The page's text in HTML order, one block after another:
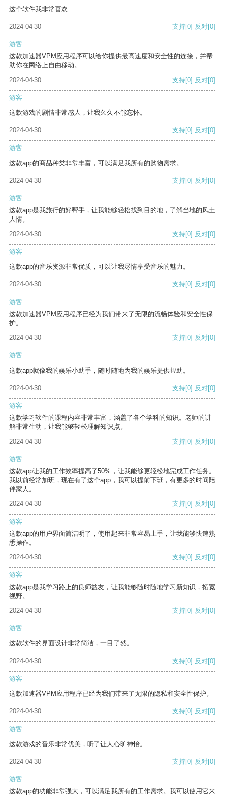
这个软件我非常喜欢
2024-04-30 支持[0] 反对[0]
游客
这款加速器VPM应用程序可以给你提供最高速度和安全性的连接，并帮
助你在网络上自由移动。
2024-04-30
支持[0] 反对[0]
游客
这款游戏的剧情非常感人，让我久久不能忘怀。
2024-04-30 支持[0] 反对[0]
游客
这款app的商品种类非常丰富，可以满足我所有的购物需求。
2024-04-30 支持[0] 反对[0]
游客
这款app是我旅行的好帮手，让我能够轻松找到目的地，了解当地的风土
人情。
2024-04-30
支持[0] 反对[0]
游客
这款app的音乐资源非常优质，可以让我尽情享受音乐的魅力。
2024-04-30 支持[0] 反对[0]
游客
这款加速器VPM应用程序已经为我们带来了无限的流畅体验和安全性保
护。
2024-04-30
支持[0] 反对[0]
游客
这款app就像我的娱乐小助手，随时随地为我的娱乐提供帮助。
2024-04-30 支持[0] 反对[0]
游客
这款学习软件的课程内容非常丰富，涵盖了各个学科的知识。老师的讲
解非常生动，让我能够轻松理解知识点。
2024-04-30
支持[0] 反对[0]
游客
这款app让我的工作效率提高了50%，让我能够更轻松地完成工作任务。
我以前经常加班，现在有了这个app，我可以提前下班，有更多的时间陪
伴家人。
2024-04-30
支持[0] 反对[0]
游客
这款app的用户界面简洁明了，使用起来非常容易上手，让我能够快速熟
悉操作。
2024-04-30
支持[0] 反对[0]
游客
这款app是我学习路上的良师益友，让我能够随时随地学习新知识，拓宽
视野。
2024-04-30
支持[0] 反对[0]
游客
这款软件的界面设计非常简洁，一目了然。
2024-04-30 支持[0] 反对[0]
游客
这款加速器VPM应用程序已经为我们带来了无限的隐私和安全性保护。
2024-04-30 支持[0] 反对[0]
游客
这款游戏的音乐非常优美，听了让人心旷神怡。
2024-04-30 支持[0] 反对[0]
游客
这款app的功能非常强大，可以满足我所有的工作需求。我可以使用它来